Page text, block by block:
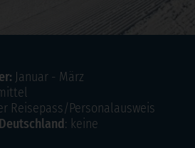
Januar - März
Reisepass/Personalausweis
: keine